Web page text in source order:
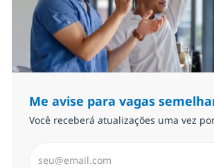
Me avise para vagas
Você receberá atualizações uma vez